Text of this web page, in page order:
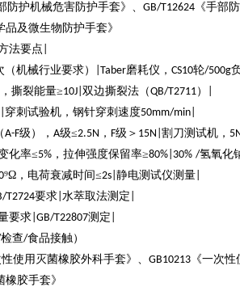
防护机械危害防护手套》、 GB/T12624 《手部
品及微生物防护手套》
法要点
（机械行业要求） |Taber磨耗仪， CS10轮/500g
，撕裂能量≥10J| 双边撕裂法（QB/T2711）
穿刺试验机，钢针穿刺速度50mm/min|
A-F级）， A级≤2.5N ， F级＞ 15N| 割刀测试机，
化率≤5% ，拉伸强度保留率≥80%|30% /氢氧化
⁹Ω，电荷衰减时间≤2s| 静电测试仪测量
T2724要求 水萃取法测定
要求 |GB/T22807测定
检查/食品接触）
性使用灭菌橡胶外科手套》、 GB10213 《一次
橡胶手套》